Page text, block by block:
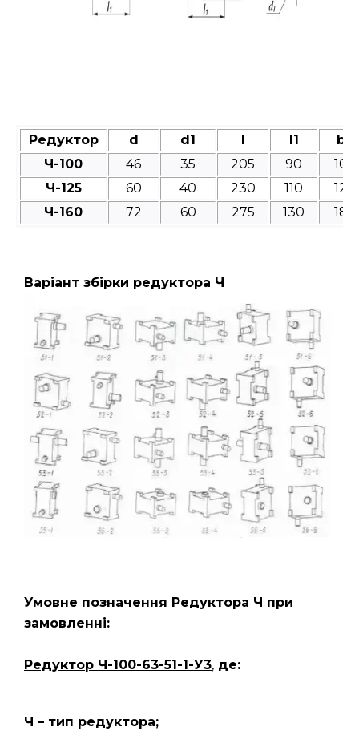
Редуктор d d1 l l1
b
Ч-100
46 35 205 90
10
Ч-125
60 40 230 110
12
Ч-160
72 60 275 130 18
Варіант збірки редуктора Ч
Умовне позначення Редуктора Ч при
замовленні:
Редуктор Ч-100-63-51-1-У3, де:
Ч – тип редуктора;